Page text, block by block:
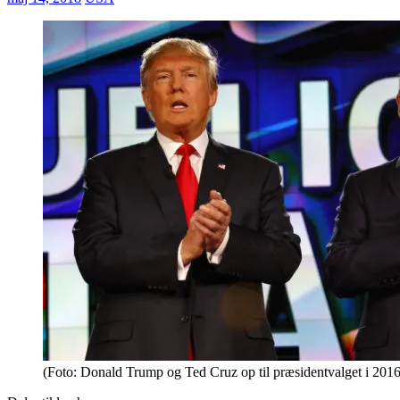
(Foto: Donald Trump og Ted Cruz op til præsidentvalget i